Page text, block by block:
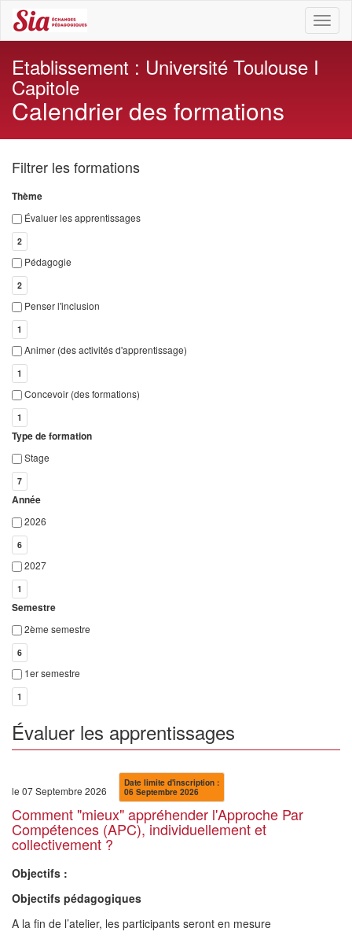
Etablissement : Université Toulouse I
Capitole
Calendrier des formations
Filtrer les formations
Thème
Évaluer les apprentissages
2
Pédagogie
2
Penser l'inclusion
1
Animer (des activités d'apprentissage)
1
Concevoir (des formations)
1
Type de formation
Stage
7
Année
2026
6
2027
1
Semestre
2ème semestre
6
1er semestre
1
Évaluer les apprentissages
le 07 Septembre 2026
Date limite d'inscription :
06 Septembre 2026
Comment "mieux" appréhender l'Approche Par
Compétences (APC), individuellement et
collectivement ?
Objectifs :
Objectifs pédagogiques
A la fin de l’atelier, les participants seront en mesure